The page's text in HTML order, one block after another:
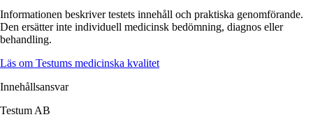
Informationen beskrivertestets innehåll och praktiska genomförande.
Den ersätter inte individuell medicinsk bedömning, diagnos eller
behandling.
Läs om Testums medicinska kvalitet
Innehållsansvar
Testum AB